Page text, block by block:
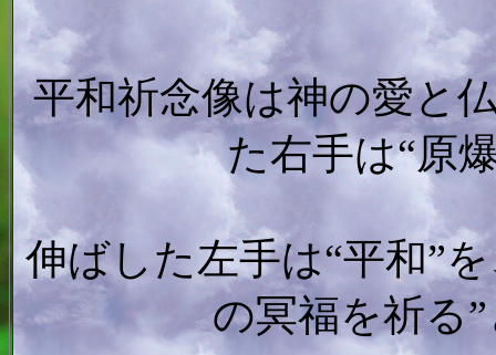
平和祈念像は神の愛と
た右手は“原
伸ばした左手は“平和”
の冥福を祈る